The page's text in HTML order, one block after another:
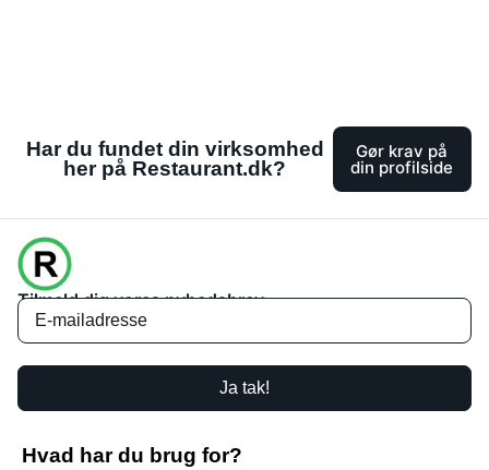
Har du fundet din virksomhed
her på Restaurant.dk?
Gør krav på
din profilside
Tilmeld dig vores nyhedsbrev
Ja tak!
Hvad har du brug for?